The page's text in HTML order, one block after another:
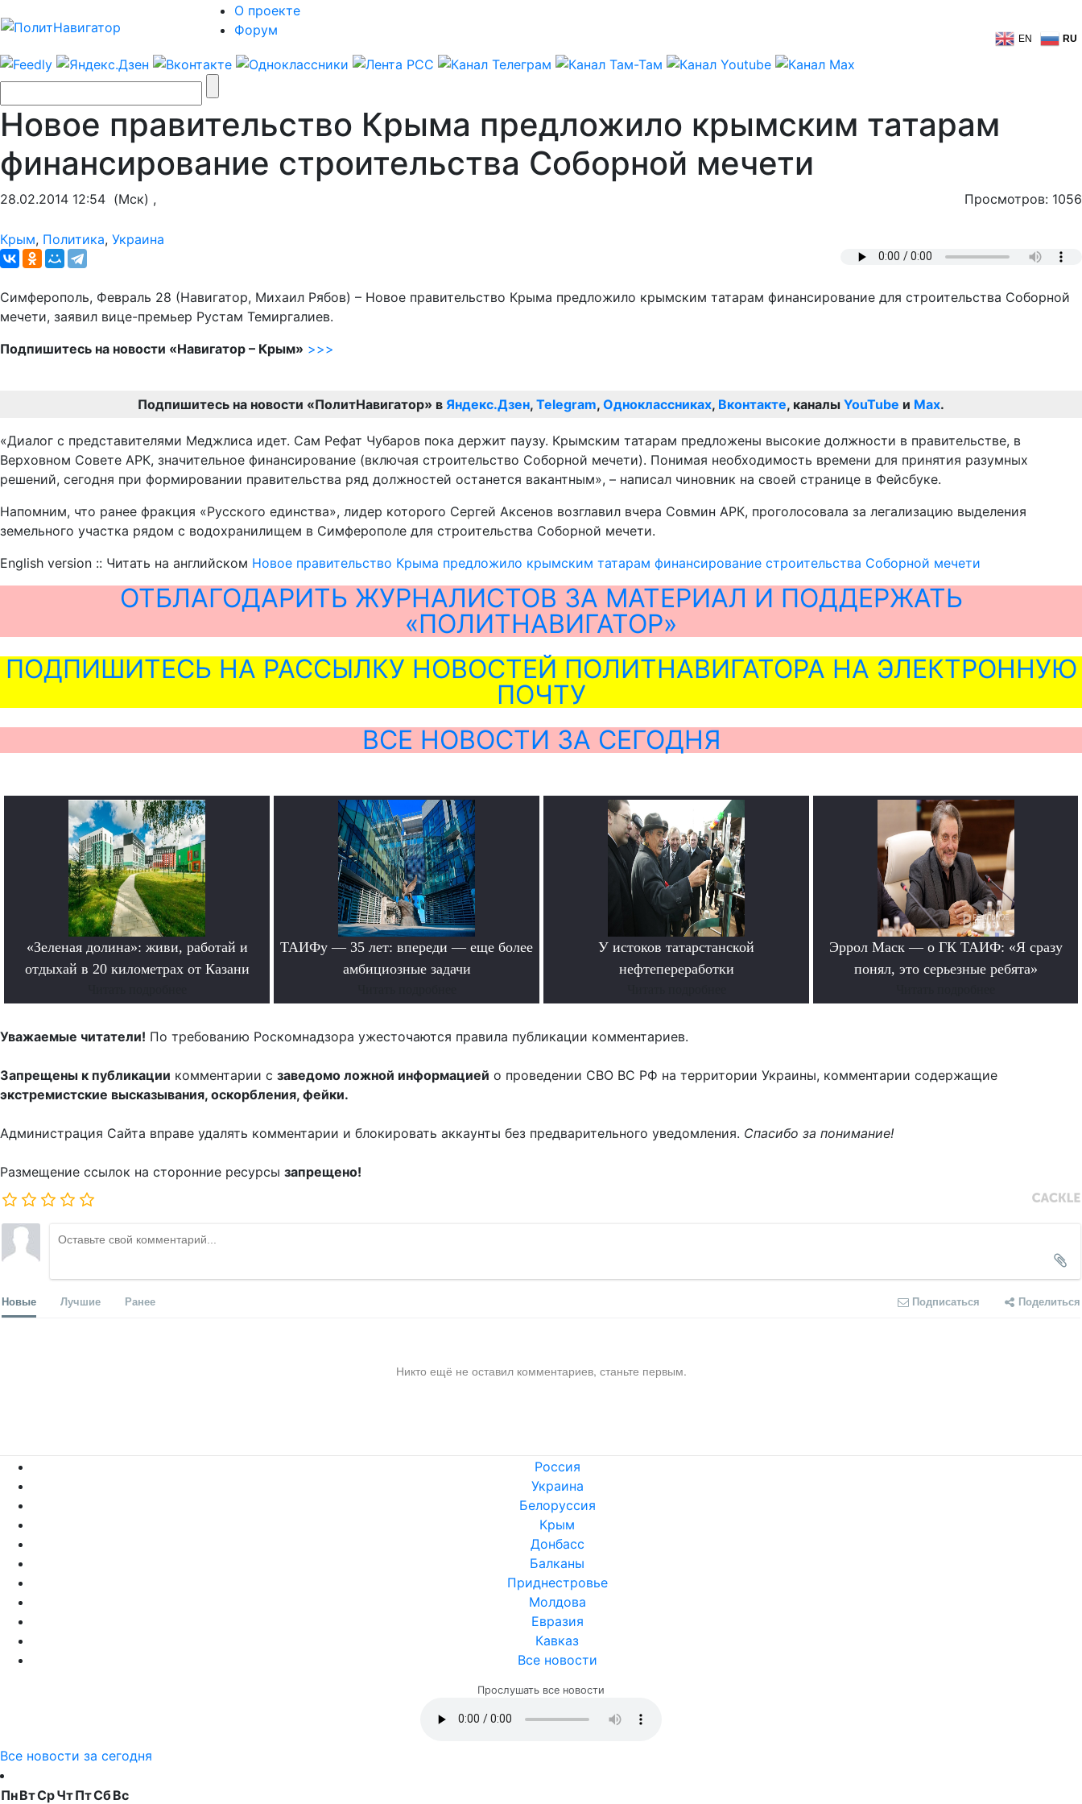
О проекте
Форум
EN RU
Новое правительство Крыма предложило крымским татарам
финансирование строительства Соборной мечети
28.02.2014 12:54 (Мск) , Просмотров: 1056
Крым, Политика, Украина
Симферополь, Февраль 28 (Навигатор, Михаил Рябов) – Новое правительство Крыма предложило крымским татарам финансирование для строительства Соборной
мечети, заявил вице-премьер Рустам Темиргалиев.
Подпишитесь на новости «Навигатор – Крым» >>>
Подпишитесь на новости «ПолитНавигатор» в Яндекс.Дзен, Telegram, Одноклассниках, Вконтакте, каналы YouTube и Max.
«Диалог с представителями Меджлиса идет. Сам Рефат Чубаров пока держит паузу. Крымским татарам предложены высокие должности в правительстве, в
Верховном Совете АРК, значительное финансирование (включая строительство Соборной мечети). Понимая необходимость времени для принятия разумных
решений, сегодня при формировании правительства ряд должностей останется вакантным», – написал чиновник на своей странице в Фейсбуке.
Напомним, что ранее фракция «Русского единства», лидер которого Сергей Аксенов возглавил вчера Совмин АРК, проголосовала за легализацию выделения
земельного участка рядом с водохранилищем в Симферополе для строительства Соборной мечети.
English version :: Читать на английском Новое правительство Крыма предложило крымским татарам финансирование строительства Соборной мечети
ОТБЛАГОДАРИТЬ ЖУРНАЛИСТОВ ЗА МАТЕРИАЛ И ПОДДЕРЖАТЬ
«ПОЛИТНАВИГАТОР»
ПОДПИШИТЕСЬ НА РАССЫЛКУ НОВОСТЕЙ ПОЛИТНАВИГАТОРА НА ЭЛЕКТРОННУЮ
ПОЧТУ
ВСЕ НОВОСТИ ЗА СЕГОДНЯ
«Зеленая долина»: живи, работай и
отдыхай в 20 километрах от Казани
ТАИФу — 35 лет: впереди — еще более
амбициозные задачи
У истоков татарстанской
нефтепереработки
Эррол Маск — о ГК ТАИФ: «Я сразу
понял, это серьезные ребята»
Уважаемые читатели! По требованию Роскомнадзора ужесточаются правила публикации комментариев.
Запрещены к публикации комментарии с заведомо ложной информацией о проведении СВО ВС РФ на территории Украины, комментарии содержащие
экстремистские высказывания, оскорбления, фейки.
Администрация Сайта вправе удалять комментарии и блокировать аккаунты без предварительного уведомления. Спасибо за понимание!
Размещение ссылок на сторонние ресурсы запрещено!
Новые Лучшие Ранее Подписаться Поделиться
Никто ещё не оставил комментариев, станьте первым.
Россия
Украина
Белоруссия
Крым
Донбасс
Балканы
Приднестровье
Молдова
Евразия
Кавказ
Все новости
Прослушать все новости
Все новости за сегодня
ПнВтСрЧтПтСбВс